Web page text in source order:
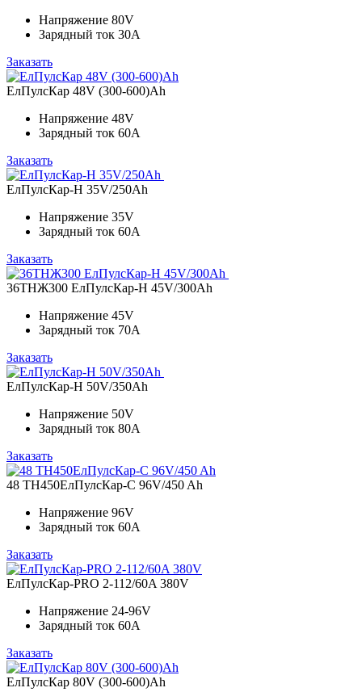
Напряжение 80V
Зарядный ток 30A
Заказать
ЕлПулсКар 48V (300-600)Ah
Напряжение 48V
Зарядный ток 60А
Заказать
ЕлПулсКар-Н 35V/250Ah
Напряжение 35V
Зарядный ток 60A
Заказать
36ТНЖ300 ЕлПулсКар-Н 45V/300Ah
Напряжение 45V
Зарядный ток 70A
Заказать
ЕлПулсКар-Н 50V/350Ah
Напряжение 50V
Зарядный ток 80A
Заказать
48 ТН450ЕлПулсКар-C 96V/450 Ah
Напряжение 96V
Зарядный ток 60A
Заказать
ЕлПулсКар-PRO 2-112/60A 380V
Напряжение 24-96V
Зарядный ток 60A
Заказать
ЕлПулсКар 80V (300-600)Ah